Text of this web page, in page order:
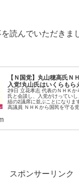
読んでいただきま
【Ｎ国党】丸山穂高氏Ｎ
入党!丸山氏はいくらもら
29日 立花孝志 代表のＮＨＫ
氏と会談し、入党がけってい
組の2議席に並ぶことになりま
高議員 ＮＨＫから国民を守る
スポンサーリンク